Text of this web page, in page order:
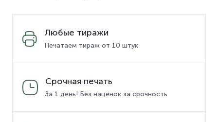
Любые тиражи
Печатаем тираж от 10 штук
Срочная печать
За 1 день! Без наценок за срочность